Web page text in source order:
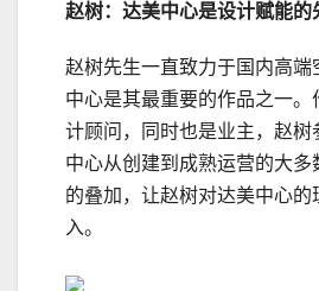
赵树：达美中心是设计赋能的
赵树先生一直致力于国内高端
中心是其最重要的作品之一。
计顾问，同时也是业主，赵树
中心从创建到成熟运营的大多
的叠加，让赵树对达美中心的
入。